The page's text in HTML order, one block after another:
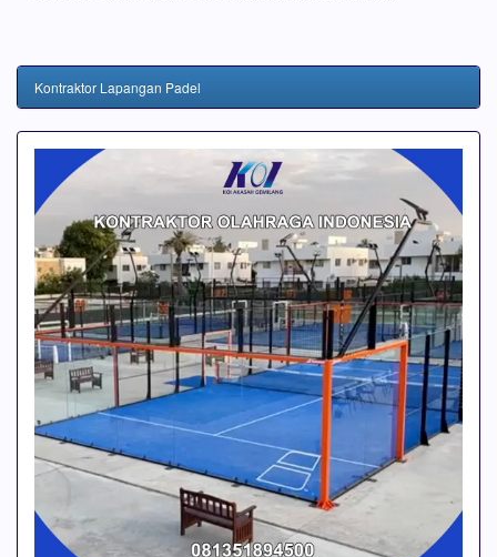
Kontraktor Lapangan Padel